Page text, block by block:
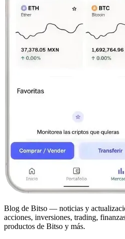
Blog de Bitso — noticias y
acciones, inversiones, trading,
productos de Bitso y más.